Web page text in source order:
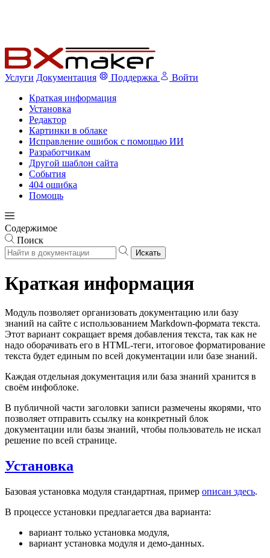
Услуги Документация Поддержка
Войти
Краткая информация
Установка
Редактор
Картинки в облаке
Исправление ошибок с помощью ИИ
Разработчикам
Другой шаблон сайта
События
404 ошибка
Помощь
Содержимое
Поиск
Искать
Краткая информация
Модуль позволяет организовать документацию или базу
знаний на сайте с использованием Markdown-формата текста.
Этот вариант сокращает время добавления текста, так как не
надо оборачивать его в HTML-теги, итоговое форматирование
текста будет единым по всей документации или базе знаний.
Каждая отдельная документация или база знаний хранится в
своём инфоблоке.
В публичной части заголовки записи размечены якорями, что
позволяет отправить ссылку на конкретный блок
документации или базы знаний, чтобы пользователь не искал
решение по всей странице.
Установка
Базовая установка модуля стандартная, пример описан здесь.
В процессе установки предлагается два варианта:
вариант только установка модуля,
вариант установка модуля и демо-данных.